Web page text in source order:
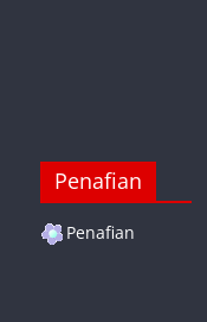
Penafian
Penafian